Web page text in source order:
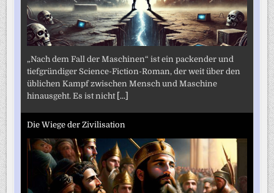
„Nach dem Fall der Maschinen“ ist ein packender und
tiefgründiger Science-Fiction-Roman, der weit über den
üblichen Kampf zwischen Mensch und Maschine
hinausgeht. Es ist nicht [...]
Die Wiege der Zivilisation